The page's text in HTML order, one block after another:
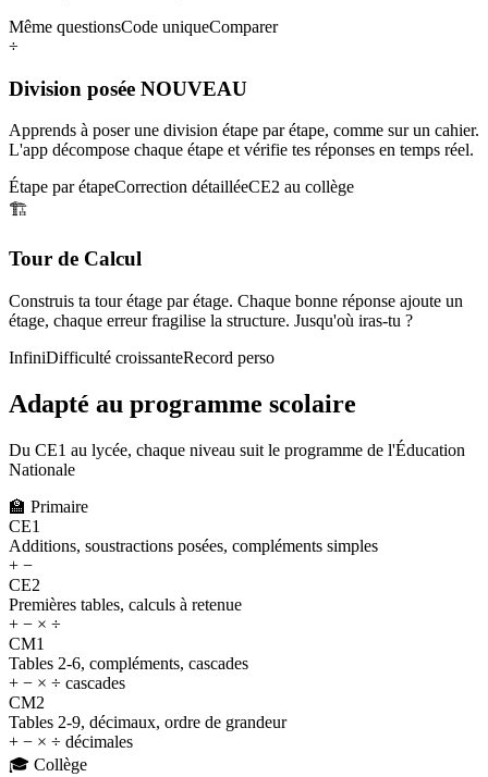
Même questionsCode uniqueComparer
÷
Division posée NOUVEAU
Apprends à poser une division étape par étape, comme sur un cahier.
L'app décompose chaque étape et vérifie tes réponses en temps réel.
Étape par étapeCorrection détailléeCE2 au collège
🏗️
Tour de Calcul
Construis ta tour étage par étage. Chaque bonne réponse ajoute un
étage, chaque erreur fragilise la structure. Jusqu'où iras-tu ?
InfiniDifficulté croissanteRecord perso
Adapté au programme scolaire
Du CE1 au lycée, chaque niveau suit le programme de l'Éducation
Nationale
🏫 Primaire
CE1
Additions, soustractions posées, compléments simples
+ −
CE2
Premières tables, calculs à retenue
+ − × ÷
CM1
Tables 2-6, compléments, cascades
+ − × ÷ cascades
CM2
Tables 2-9, décimaux, ordre de grandeur
+ − × ÷ décimales
🎓 Collège